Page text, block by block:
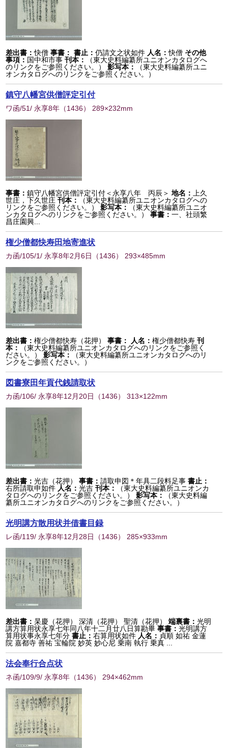
差出書：快僧 事書： 書止：仍請文之状如件 人名：快僧 その他
事項： 国中和市事刊本：
（東大史料編纂所ユニオンカタログへ
のリンクをご参照ください。）
影写本：
（東大史料編纂所ユニ
オンカタログへのリンクをご参照ください。）
鎮守八幡宮供僧評定引付
ワ函/51/ 永享8年 （1436） 289×232mm
事書：鎮守八幡宮供僧評定引付＜永享八年 丙辰＞ 地名：
上久
世庄，下久世庄 刊本：
（東大史料編纂所ユニオンカタログへの
リンクをご参照ください。）
影写本：
（東大史料編纂所ユニオ
ンカタログへのリンクをご参照ください。）
事書：一、社頭繁
昌庄園興...
権少僧都快寿田地寄進状
カ函/105/1/ 永享8年2月6日 （1436） 293×485mm
差出書：権少僧都快寿（花押） 事書： 人名：権少僧都快寿 刊
本：
（東大史料編纂所ユニオンカタログへのリンクをご参照く
ださい。）
影写本：
（東大史料編纂所ユニオンカタログへのリ
ンクをご参照ください。）
図書寮田年貢代銭請取状
カ函/106/ 永享8年12月20日 （1436） 313×122mm
差出書：光吉（花押） 事書：請取申図＊年具二段料足事書止：
右所請取申如件 人名：光吉 刊本：
（東大史料編纂所ユニオンカ
タログへのリンクをご参照ください。）
影写本：
（東大史料編
纂所ユニオンカタログへのリンクをご参照ください。）
光明講方散用状并借書目録
レ函/119/ 永享8年12月28日 （1436） 285×933mm
差出書：杲慶（花押） 深清（花押） 聖清（花押） 端裏書：光明
講方算用状永享七年同八年十二月廿八日算勘畢事書：光明講方
算用状事永享七年分 書止：右算用状如件 人名： 貞順 如祐 金蓮
院 嘉都寺 善祐 宝輪院 妙英 妙心尼 乗南 執行 乗真 ...
法会奉行合点状
ネ函/109/9/ 永享8年 （1436） 294×462mm